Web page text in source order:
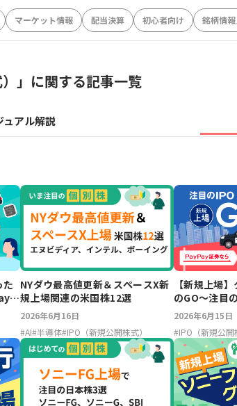
マーケット情報 配当決算 初心者向け 銘柄情
」に関する記事一覧
ュアル解説
た
ポ
NYダウ最高値更新＆スペースX新
規上場関連の米国株12選
2026年6月16日
#AI#半導体#IPO（新規公開株式）
【新規上場
のGO～注目
2026年6月15日
#IPO（新規公開